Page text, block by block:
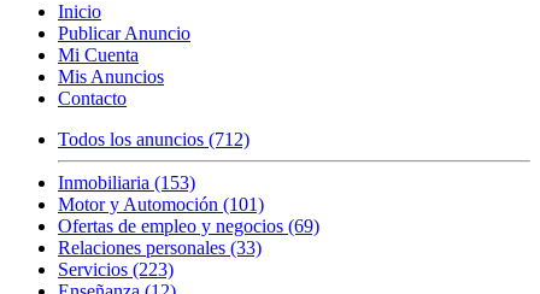
Inicio
Publicar Anuncio
Mi Cuenta
Mis Anuncios
Contacto
Todos los anuncios (712)
Inmobiliaria (153)
Motor y Automoción (101)
Ofertas de empleo y negocios (69)
Relaciones personales (33)
Servicios (223)